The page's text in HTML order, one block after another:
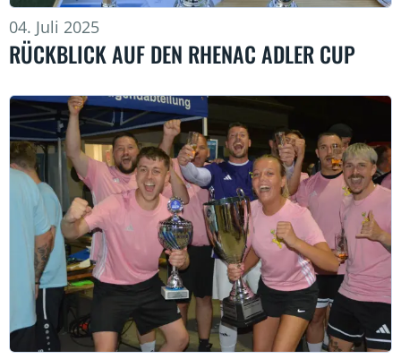
04. Juli 2025
RÜCKBLICK AUF DEN RHENAC ADLER CUP